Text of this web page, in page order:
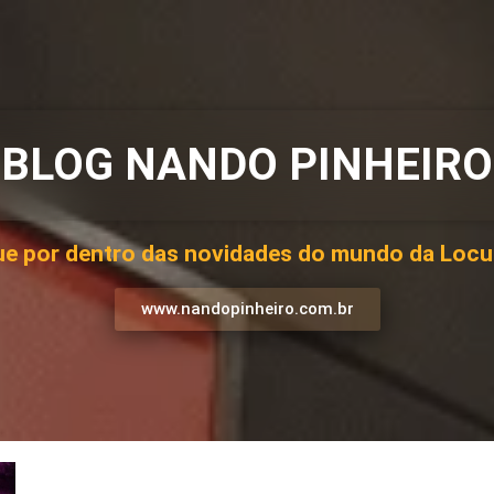
BLOG NANDO PINHEIRO
por dentro das novidades do mundo da
www.nandopinheiro.com.br